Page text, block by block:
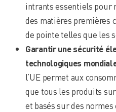
intrants essentiels pour
des matières premières
de pointe telles que les
Garantir une sécurité
technologiques
l’UE permet aux
que tous les produits
et basés sur des